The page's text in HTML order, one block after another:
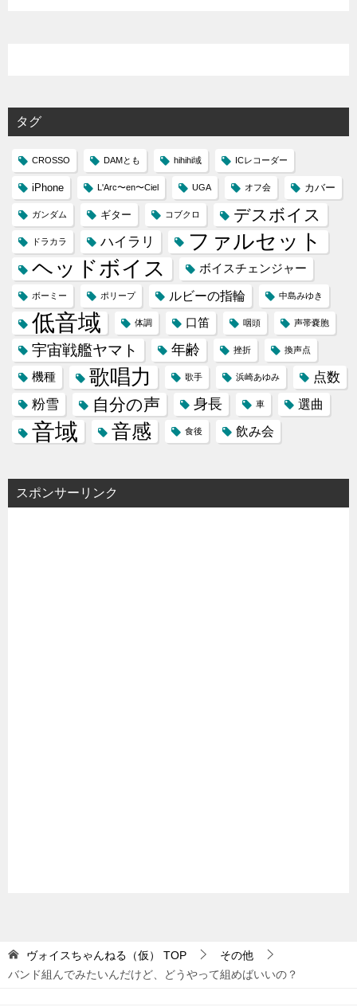
タグ
CROSSO DAMとも hihihi域 ICレコーダー
iPhone L'Arc〜en〜Ciel UGA オフ会 カバー
ガンダム ギター コブクロ デスボイス
ドラカラ ハイラリ
ファルセット
ヘッドボイス
ボイスチェンジャー
ボーミー ポリープ ルビーの指輪 中島みゆき
低音域 体調 口笛 咽頭 声帯嚢胞
宇宙戦艦ヤマト 年齢 挫折 換声点
機種 歌唱力 歌手 浜崎あゆみ
点数
粉雪
自分の声 身長 車 選曲
音域 音感 食後 飲み会
スポンサーリンク
ヴォイスちゃんねる（仮） TOP
その他
バンド組んでみたいんだけど、どうやって組めばいいの？